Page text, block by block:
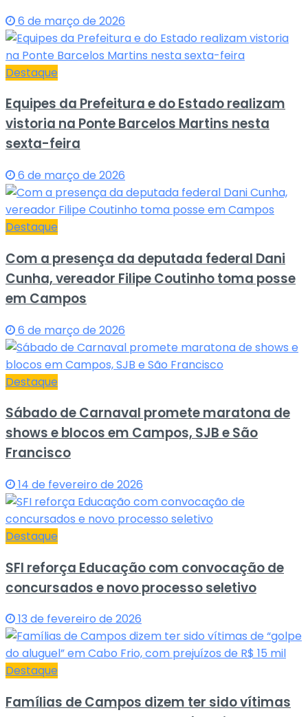
6 de março de 2026
Destaque
Equipes da Prefeitura e do Estado realizam
vistoria na Ponte Barcelos Martins nesta
sexta-feira
6 de março de 2026
Destaque
Com a presença da deputada federal Dani
Cunha, vereador Filipe Coutinho toma posse
em Campos
6 de março de 2026
Destaque
Sábado de Carnaval promete maratona de
shows e blocos em Campos, SJB e São
Francisco
14 de fevereiro de 2026
Destaque
SFI reforça Educação com convocação de
concursados e novo processo seletivo
13 de fevereiro de 2026
Destaque
Famílias de Campos dizem ter sido vítimas